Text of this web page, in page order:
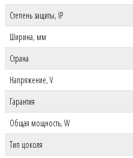
Степень защиты, IP
Ширина, мм
Страна
Напряжение, V
Гарантия
Общая мощность, W
Тип цоколя